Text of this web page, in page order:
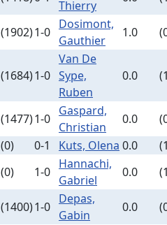
Thierry
(1902)1-0
Dosimont,
Gauthier
1.0
(1684)1-0
Van De
Sype,
Ruben
0.0
(1477)1-0
Gaspard,
Christian
0.0
(0) 0-1 Kuts, Olena 0.0
(0) 1-0
Hannachi,
Gabriel
0.0
(1400)1-0
Depas,
Gabin
0.0